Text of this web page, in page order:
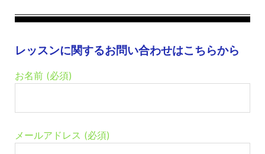
レッスンに関するお問い合わせはこちらから
お名前 (必須)
メールアドレス (必須)